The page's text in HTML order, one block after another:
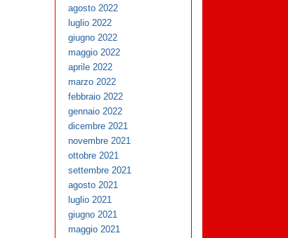
agosto 2022
luglio 2022
giugno 2022
maggio 2022
aprile 2022
marzo 2022
febbraio 2022
gennaio 2022
dicembre 2021
novembre 2021
ottobre 2021
settembre 2021
agosto 2021
luglio 2021
giugno 2021
maggio 2021